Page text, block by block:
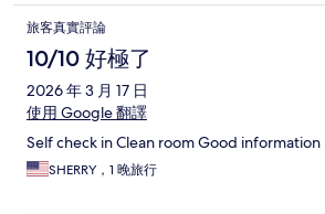
旅客真實評論
10/10 好極了
2026 年 3 月 17 日
使用 Google 翻譯
Self check in Clean room Good information
SHERRY，1 晚旅行